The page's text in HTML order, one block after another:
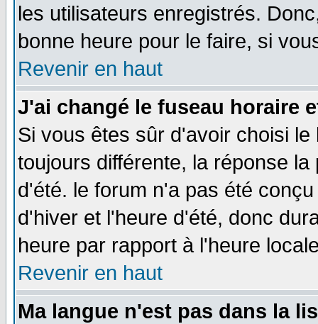
les utilisateurs enregistrés.
bonne heure pour le faire, si
Revenir en haut
J'ai changé le fuseau horaire
Si vous êtes sûr d'avoir choisi
toujours différente, la réponse
d'été. le forum n'a pas été
d'hiver et l'heure d'été, donc
heure par rapport à l'heure
Revenir en haut
Ma langue n'est pas dans la